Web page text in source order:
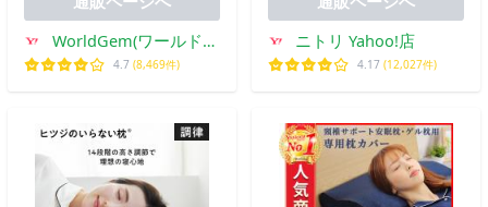
WorldGem(ワールドジ
ェム)
4.7 (8,469件)
ニトリ Yahoo!店
4.17 (12,027件)